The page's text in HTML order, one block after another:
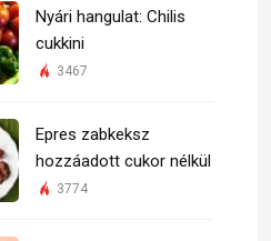
Nyári hangulat: Chilis
cukkini
3467
Epres zabkeksz
hozzáadott cukor nélkül
3774